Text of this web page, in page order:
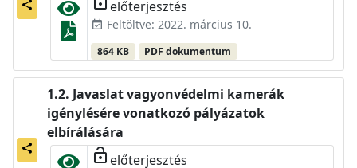
share előterjesztés
event_available Feltöltve: 2022. március 10.
864 KB PDF dokumentum
share
Javaslat vagyonvédelmi kamerák
igénylésére vonatkozó pályázatok
elbírálására
lock_open előterjesztés